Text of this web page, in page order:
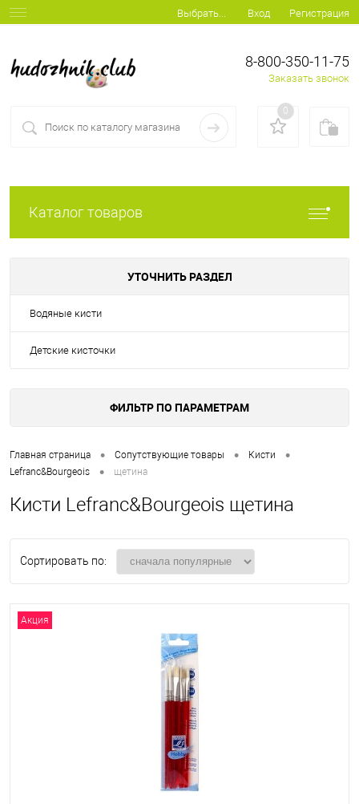
Выбрать... Вход Регистрация
8-800-350-11-75
Заказать звонок
0
Каталог товаров
УТОЧНИТЬ РАЗДЕЛ
Водяные кисти
Детские кисточки
ФИЛЬТР ПО ПАРАМЕТРАМ
Главная страница • Сопутствующие товары • Кисти •
Lefranc&Bourgeois • щетина
Кисти Lefranc&Bourgeois щетина
Сортировать по:
Акция